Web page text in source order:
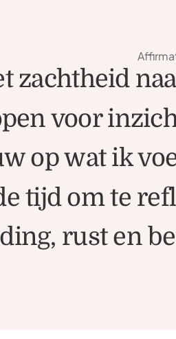
zachtheid
voor
op wat ik
tijd om te
rust en